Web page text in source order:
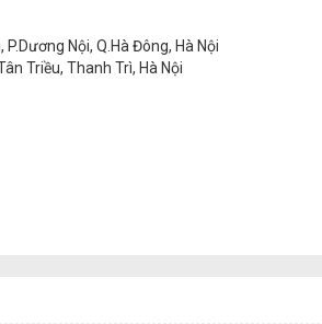
Nội, Q.Hà Đông, Hà Nội
Triều, Thanh Trì, Hà Nội